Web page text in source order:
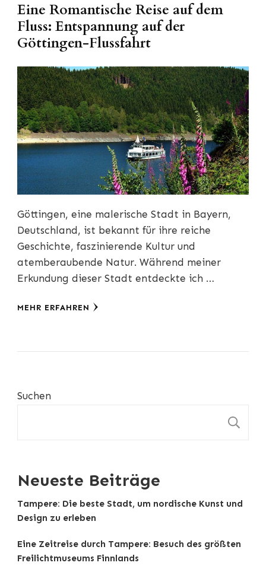
Eine Romantische Reise auf dem
Fluss: Entspannung auf der
Göttingen-Flussfahrt
Göttingen, eine malerische Stadt in Bayern,
Deutschland, ist bekannt für ihre reiche
Geschichte, faszinierende Kultur und
atemberaubende Natur. Während meiner
Erkundung dieser Stadt entdeckte ich …
MEHR ERFAHREN
Suchen
Neueste Beiträge
Tampere: Die beste Stadt, um nordische Kunst und
Design zu erleben
Eine Zeitreise durch Tampere: Besuch des größten
Freilichtmuseums Finnlands